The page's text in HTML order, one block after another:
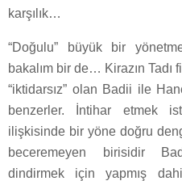
karşılık…
“Doğulu” büyük bir
bakalım bir de… Kirazın Tadı
“iktidarsız” olan Badii ile
benzerler. İntihar etmek
ilişkisinde bir yöne doğru
beceremeyen birisidir
dindirmek için yapmış